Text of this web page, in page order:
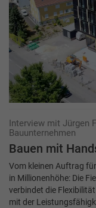
Interview mit Jürgen
Bauunternehmen
Bauen mit
Vom kleinen Auftrag
in Millionenhöhe: Die
verbindet die
mit der